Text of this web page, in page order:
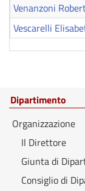
Venanzoni
Vescarelli
Dipartimento
Organizzazione
Il Direttore
Giunta di
Consiglio di